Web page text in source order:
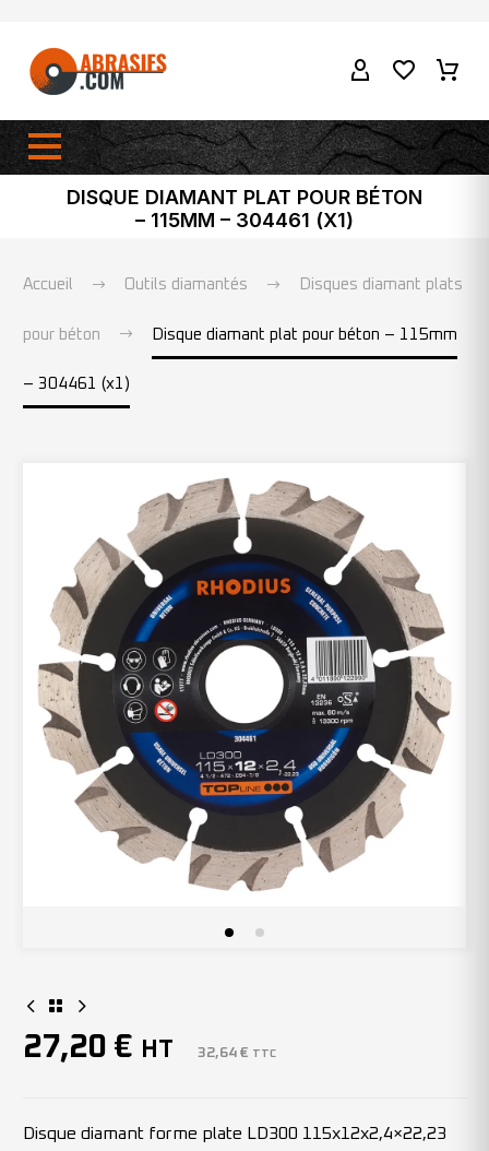
DISQUE DIAMANT PLAT POUR BÉTON
– 115MM – 304461 (X1)
Accueil Outils diamantés Disques diamant plats
pour béton Disque diamant plat pour béton – 115mm
– 304461 (x1)
27,20 € HT 32,64 € TTC
Disque diamant forme plate LD300 115x12x2,4×22,23